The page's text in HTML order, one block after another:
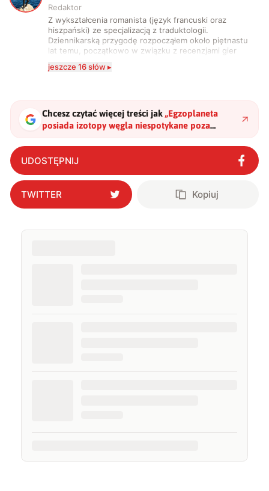
Redaktor
Z wykształcenia romanista (język francuski oraz
hiszpański) ze specjalizacją z traduktologii.
Dziennikarską przygodę rozpocząłem około piętnastu
lat temu, początkowo w związku z recenzjami gier
komputerowych i filmów. Obecnie publikuję
zdecydowanie częściej na tematy związane z nauką
także uprawiać oraz oglądać sport.
jeszcze 16 słów ▸
Chcesz czytać więcej treści jak „Egzoplaneta
posiada izotopy węgla niespotykane poza
Ziemią. Znajduje się zaledwie 300 lat świetlnych
stąd"?
UDOSTĘPNIJ
TWITTER Kopiuj